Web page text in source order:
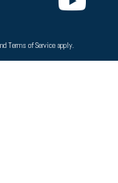
Terms of Serviceapply.